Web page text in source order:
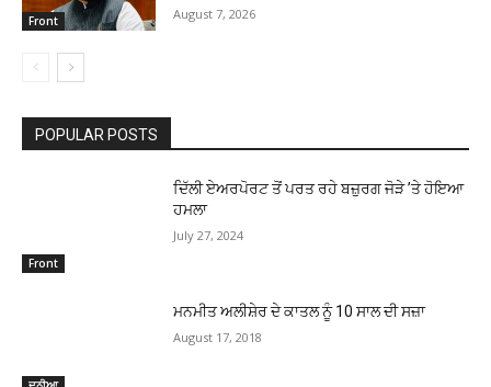
Front August 7, 2026
POPULAR POSTS
Front
ਦਿੱਲੀ ਏਅਰਪੋਰਟ ਤੋਂ ਪਰਤ ਰਹੇ ਬਜ਼ੁਰਗ ਜੋੜੇ ’ਤੇ ਹੋਇਆ
ਹਮਲਾ
July 27, 2024
ਮਨਮੀਤ ਅਲੀਸ਼ੇਰ ਦੇ ਕਾਤਲ ਨੂੰ 10 ਸਾਲ ਦੀ ਸਜ਼ਾ
August 17, 2018